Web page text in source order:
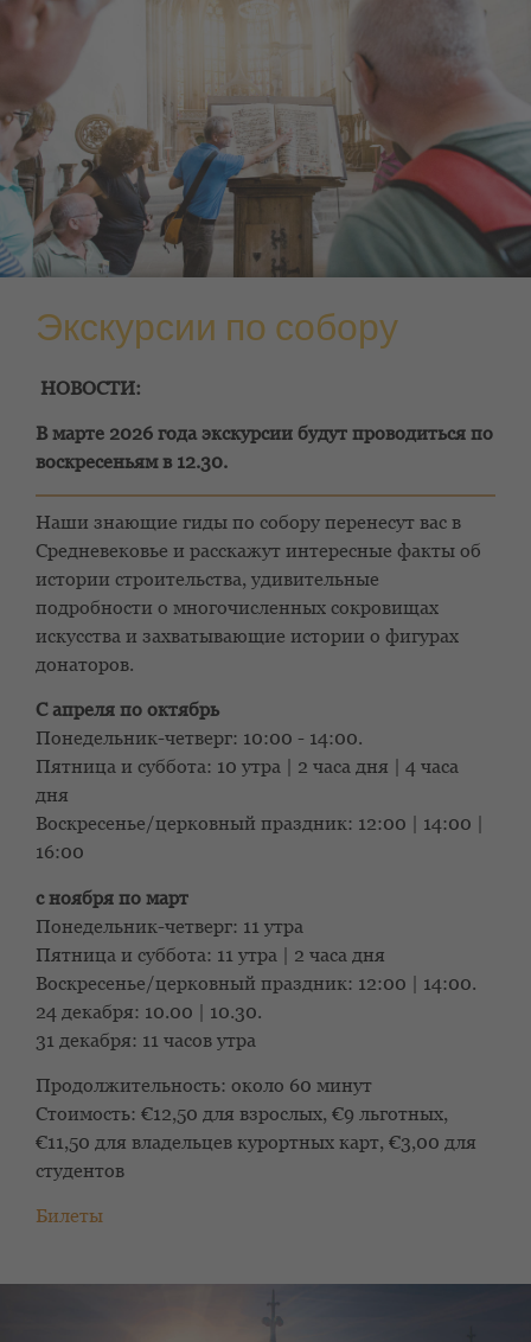
Экскурсии по собору
НОВОСТИ:
В марте 2026 года экскурсии будут проводиться по
воскресеньям в 12.30.
Наши знающие гиды по собору перенесут вас в
Средневековье и расскажут интересные факты об
истории строительства, удивительные
подробности о многочисленных сокровищах
искусства и захватывающие истории о фигурах
донаторов.
С апреля по октябрь
Понедельник-четверг: 10:00 - 14:00.
Пятница и суббота: 10 утра | 2 часа дня | 4 часа
дня
Воскресенье/церковный праздник: 12:00 | 14:00 |
16:00
с ноября по март
Понедельник-четверг: 11 утра
Пятница и суббота: 11 утра | 2 часа дня
Воскресенье/церковный праздник: 12:00 | 14:00.
24 декабря: 10.00 | 10.30.
31 декабря: 11 часов утра
Продолжительность: около 60 минут
Стоимость: €12,50 для взрослых, €9 льготных,
€11,50 для владельцев курортных карт, €3,00 для
студентов
Билеты